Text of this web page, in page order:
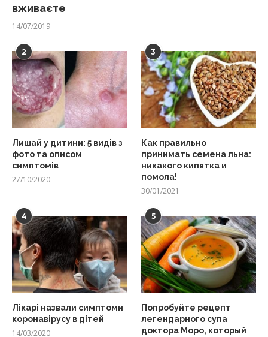
вживаєте
14/07/2019
2
Лишай у дитини: 5 видів з
фото та описом
симптомів
27/10/2020
3
Как правильно
принимать семена льна:
никакого кипятка и
помола!
30/01/2021
4
Лікарі назвали симптоми
коронавірусу в дітей
14/03/2020
5
Попробуйте рецепт
легендарного супа
доктора Моро, который